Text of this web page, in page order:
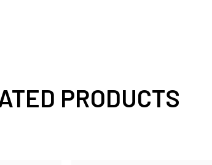
PRODUCTS